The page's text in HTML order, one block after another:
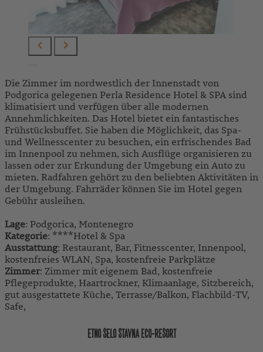
Die Zimmer im nordwestlich der Innenstadt von
Podgorica gelegenen Perla Residence Hotel & SPA sind
klimatisiert und verfügen über alle modernen
Annehmlichkeiten. Das Hotel bietet ein fantastisches
Frühstücksbuffet. Sie haben die Möglichkeit, das Spa-
und Wellnesscenter zu besuchen, ein erfrischendes Bad
im Innenpool zu nehmen, sich Ausflüge organisieren zu
lassen oder zur Erkundung der Umgebung ein Auto zu
mieten. Radfahren gehört zu den beliebten Aktivitäten in
der Umgebung. Fahrräder können Sie im Hotel gegen
Gebühr ausleihen.
Lage: Podgorica, Montenegro
Kategorie: ****Hotel & Spa
Ausstattung: Restaurant, Bar, Fitnesscenter, Innenpool,
kostenfreies WLAN, Spa, kostenfreie Parkplätze
Zimmer: Zimmer mit eigenem Bad, kostenfreie
Pflegeprodukte, Haartrockner, Klimaanlage, Sitzbereich,
gut ausgestattete Küche, Terrasse/Balkon, Flachbild-TV,
Safe,
ETNO SELO STAVNA ECO-RESORT